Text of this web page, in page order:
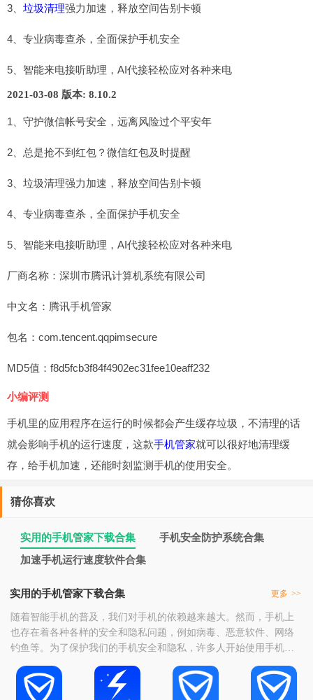
3、 垃圾清理强力加速，释放空间告别卡顿
4、专业病毒查杀，全面保护手机安全
5、智能来电接听助理，AI代接轻松应对各种来电
2021-03-08 版本: 8.10.2
1、守护微信帐号安全，远离风险过个平安年
2、总是抢不到红包？微信红包及时提醒
3、垃圾清理强力加速，释放空间告别卡顿
4、专业病毒查杀，全面保护手机安全
5、智能来电接听助理，AI代接轻松应对各种来电
厂商名称：深圳市腾讯计算机系统有限公司
中文名：腾讯手机管家
包名：com.tencent.qqpimsecure
MD5值：f8d5fcb3f84f4902ec31fee10eaff232
小编评测
手机里的应用程序在运行的时候都会产生缓存垃圾，不清理的话
就会影响手机的运行速度，这款手机管家就可以很好地清理缓
存，给手机加速，还能时刻监测手机的使用安全。
猜你喜欢
实用的手机管家下载合集
手机安全防护系统合集
加速手机运行速度软件合集
实用的手机管家下载合集 更多 >>
随着智能手机的普及，我们对手机的依赖越来越大。然而，手机上
也存在着各种各样的安全和隐私问题，例如病毒、恶意软件、网络
钓鱼等。为了保护我们的手机安全和隐私，许多人开始使用手机管
家软件来帮助他们管理和保护设备。在这篇文章中，我们将为您介
绍几款受欢迎的手机管家软件，包括360手机卫士、腾讯手机管家、
金山毒霸等。通过阅读本篇文章，您将了解到这些软件的特点、优